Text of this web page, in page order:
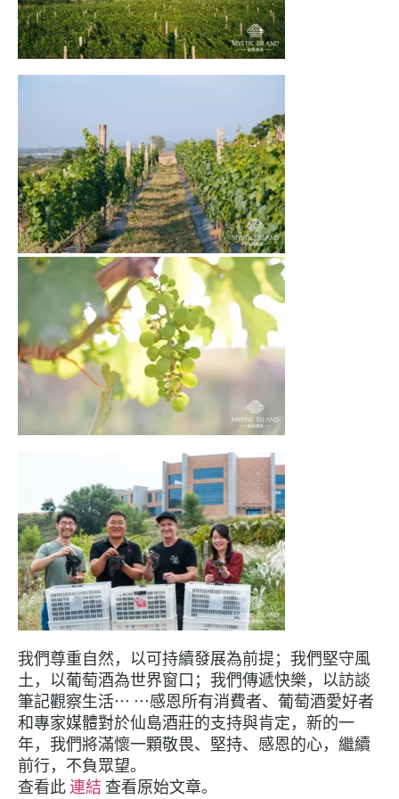
我們尊重自然，以可持續發展為前提；我們堅守風
土，以葡萄酒為世界窗口；我們傳遞快樂，以訪談
筆記觀察生活… …感恩所有消費者、葡萄酒愛好者
和專家媒體對於仙島酒莊的支持與肯定，新的一
年，我們將滿懷一顆敬畏、堅持、感恩的心，繼續
前行，不負眾望。
查看此連結 查看原始文章。